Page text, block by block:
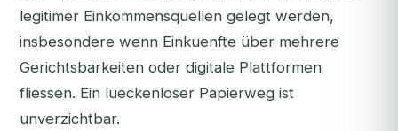
legitimer Einkommensquellen gelegt werden,
insbesondere wenn Einkuenfte über mehrere
Gerichtsbarkeiten oder digitale Plattformen
fliessen. Ein lueckenloser Papierweg ist
unverzichtbar.